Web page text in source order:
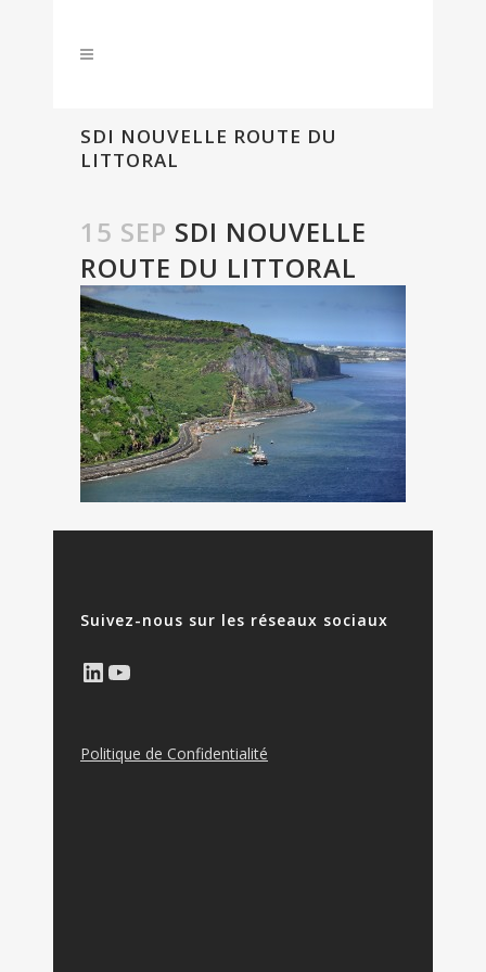
SDI NOUVELLE ROUTE DU
LITTORAL
15 SEP SDI NOUVELLE
ROUTE DU LITTORAL
Suivez-nous sur les réseaux sociaux
LinkedIn
YouTube
Politique de Confidentialité